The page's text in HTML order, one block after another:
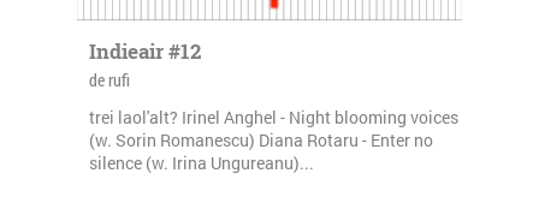
Indieair #12
de rufi
trei laol'alt? Irinel Anghel - Night blooming voices
(w. Sorin Romanescu) Diana Rotaru - Enter no
silence (w. Irina Ungureanu)...